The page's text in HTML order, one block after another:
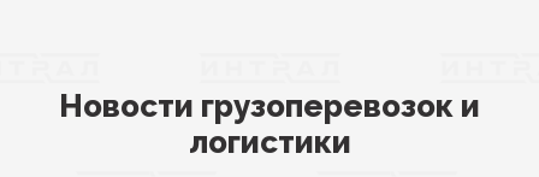
Новости грузоперевозок и
логистики